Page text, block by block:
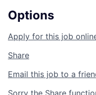
Options
Apply for this job
Share
Email this job to a
Sorry the Share